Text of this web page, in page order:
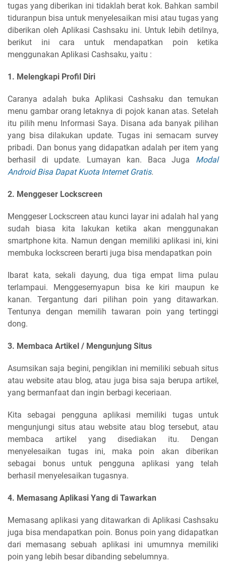
tugas yang diberikan ini tidaklah berat kok. Bahkan sambil
tiduranpun bisa untuk menyelesaikan misi atau tugas yang
diberikan oleh Aplikasi Cashsaku ini. Untuk lebih detilnya,
berikut ini cara untuk mendapatkan poin ketika
menggunakan Aplikasi Cashsaku, yaitu :
1. Melengkapi Profil Diri
Caranya adalah buka Aplikasi Cashsaku dan temukan
menu gambar orang letaknya di pojok kanan atas. Setelah
itu pilih menu Informasi Saya. Disana ada banyak pilihan
yang bisa dilakukan update. Tugas ini semacam survey
pribadi. Dan bonus yang didapatkan adalah per item yang
berhasil di update. Lumayan kan. Baca Juga Modal
Android Bisa Dapat Kuota Internet Gratis.
2. Menggeser Lockscreen
Menggeser Lockscreen atau kunci layar ini adalah hal yang
sudah biasa kita lakukan ketika akan menggunakan
smartphone kita. Namun dengan memiliki aplikasi ini, kini
membuka lockscreen berarti juga bisa mendapatkan poin
Ibarat kata, sekali dayung, dua tiga empat lima pulau
terlampaui. Menggesernyapun bisa ke kiri maupun ke
kanan. Tergantung dari pilihan poin yang ditawarkan.
Tentunya dengan memilih tawaran poin yang tertinggi
dong.
3. Membaca Artikel / Mengunjung Situs
Asumsikan saja begini, pengiklan ini memiliki sebuah situs
atau website atau blog, atau juga bisa saja berupa artikel,
yang bermanfaat dan ingin berbagi keceriaan.
Kita sebagai pengguna aplikasi memiliki tugas untuk
mengunjungi situs atau website atau blog tersebut, atau
membaca artikel yang disediakan itu. Dengan
menyelesaikan tugas ini, maka poin akan diberikan
sebagai bonus untuk pengguna aplikasi yang telah
berhasil menyelesaikan tugasnya.
4. Memasang Aplikasi Yang di Tawarkan
Memasang aplikasi yang ditawarkan di Aplikasi Cashsaku
juga bisa mendapatkan poin. Bonus poin yang didapatkan
dari memasang sebuah aplikasi ini umumnya memiliki
poin yang lebih besar dibanding sebelumnya.